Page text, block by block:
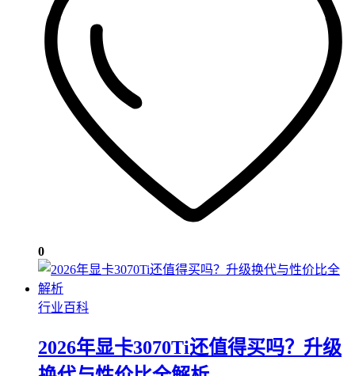
0
行业百科
2026年显卡3070Ti还值得买吗？升级